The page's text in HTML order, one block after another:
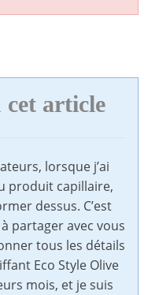
cet article
lorsque j’ai
produit capillaire,
dessus. C’est
partager avec vous
tous les détails
Eco Style Olive
mois, et je suis